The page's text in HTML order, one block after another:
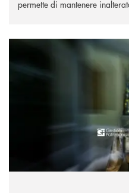
permette di mantenere
Scopri di più Gestioni